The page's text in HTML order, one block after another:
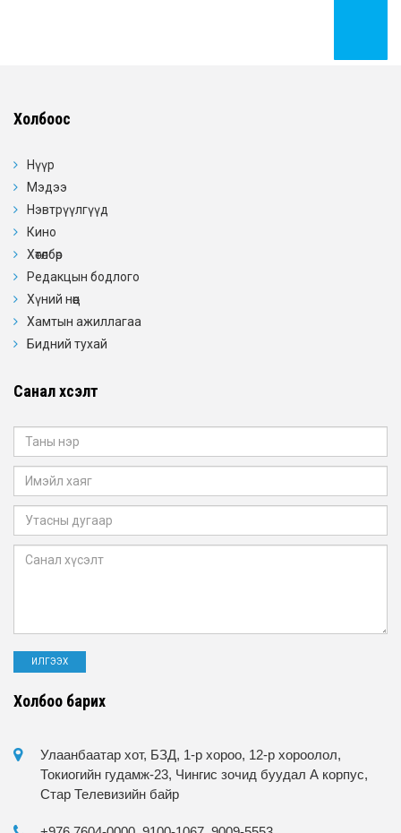
Холбоос
Нүүр
Мэдээ
Нэвтрүүлгүүд
Кино
Хөтөлбөр
Редакцын бодлого
Хүний нөөц
Хамтын ажиллагаа
Бидний тухай
Санал хүсэлт
Холбоо барих
Улаанбаатар хот, БЗД, 1-р хороо, 12-р хороолол,
Токиогийн гудамж-23, Чингис зочид буудал А корпус,
Стар Телевизийн байр